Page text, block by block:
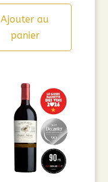
Ajouter au
panier